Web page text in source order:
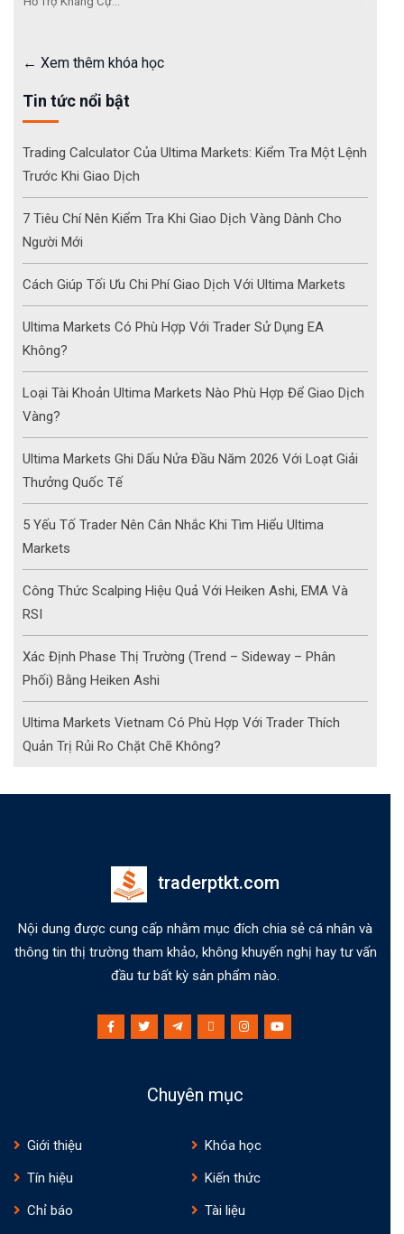
Xem thêm khóa học
Tin tức nổi bật
Trading Calculator Của Ultima Markets: Kiểm Tra Một Lệnh
Trước Khi Giao Dịch
7 Tiêu Chí Nên Kiểm Tra Khi Giao Dịch Vàng Dành Cho
Người Mới
Cách Giúp Tối Ưu Chi Phí Giao Dịch Với Ultima Markets
Ultima Markets Có Phù Hợp Với Trader Sử Dụng EA
Không?
Loại Tài Khoản Ultima Markets Nào Phù Hợp Để Giao Dịch
Vàng?
Ultima Markets Ghi Dấu Nửa Đầu Năm 2026 Với Loạt Giải
Thưởng Quốc Tế
5 Yếu Tố Trader Nên Cân Nhắc Khi Tìm Hiểu Ultima
Markets
Công Thức Scalping Hiệu Quả Với Heiken Ashi, EMA Và
RSI
Xác Định Phase Thị Trường (Trend – Sideway – Phân
Phối) Bằng Heiken Ashi
Ultima Markets Vietnam Có Phù Hợp Với Trader Thích
Quản Trị Rủi Ro Chặt Chẽ Không?
traderptkt.com
Nội dung được cung cấp nhằm mục đích chia sẻ cá nhân và
thông tin thị trường tham khảo, không khuyến nghị hay tư vấn
đầu tư bất kỳ sản phẩm nào.
Chuyên mục
Giới thiệu
Khóa học
Tín hiệu
Kiến thức
Chỉ báo
Tài liệu